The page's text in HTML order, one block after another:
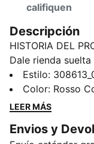
califiquen
Descripción
HISTORIA DEL
Dale rienda
Scuderia Ferrari
icónicos de la
sintética y suela
anhelan estilo y
Estilo:
Color: Rosso
LEER MÁS
Envios y